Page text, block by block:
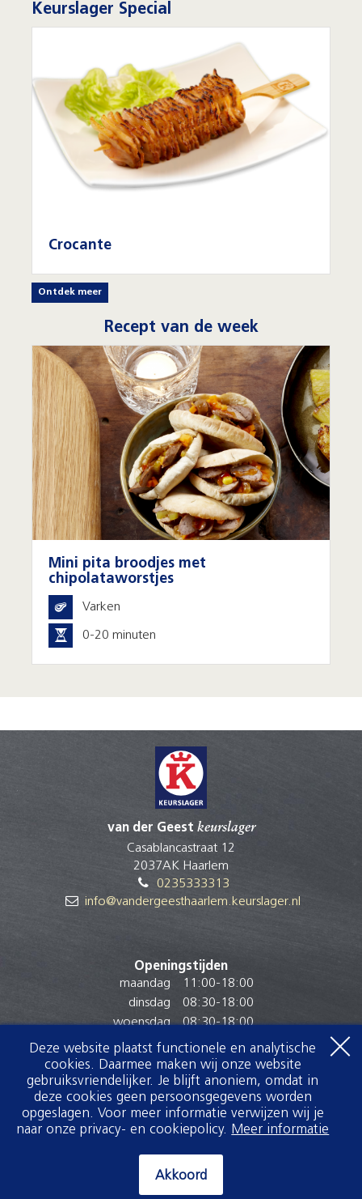
Keurslager Special
Crocante
Ontdek meer
Recept van de week
Mini pita broodjes met
chipolataworstjes
Varken
0-20 minuten
van der Geest keurslager
Casablancastraat 12
2037AK Haarlem
0235333313
info@vandergeesthaarlem.keurslager.nl
Openingstijden
maandag
11:00-18:00
dinsdag
08:30-18:00
woensdag
08:30-18:00
donderdag
08:30 -
vrijdag
08:00- 18:00
zaterdag
08:00-17:00
zondag
Gesloten
Deze website plaatst functionele en analytische
cookies. Daarmee maken wij onze website
gebruiksvriendelijker. Je blijft anoniem, omdat in
deze cookies geen persoonsgegevens worden
opgeslagen. Voor meer informatie verwijzen wij je
naar onze privacy- en cookiepolicy. Meer informatie
Akkoord